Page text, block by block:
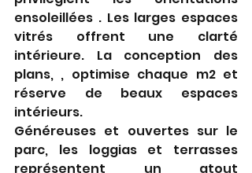
ensoleillées . Les larges espaces
vitrés offrent une clarté
intérieure. La conception des
plans, , optimise chaque m2 et
réserve de beaux espaces
intérieurs.
Généreuses et ouvertes sur le
parc, les loggias et terrasses
représentent un atout